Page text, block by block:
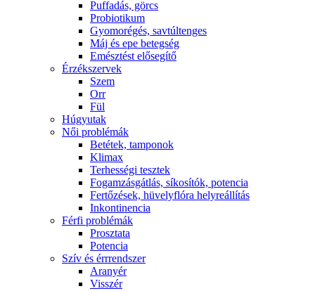
Puffadás, görcs
Probiotikum
Gyomorégés, savtúltenges
Máj és epe betegség
Emésztést elősegítő
Érzékszervek
Szem
Orr
Fül
Húgyutak
Női problémák
Betétek, tamponok
Klimax
Terhességi tesztek
Fogamzásgátlás, síkosítók, potencia
Fertőzések, hüvelyflóra helyreállítás
Inkontinencia
Férfi problémák
Prosztata
Potencia
Szív és érrrendszer
Aranyér
Visszér